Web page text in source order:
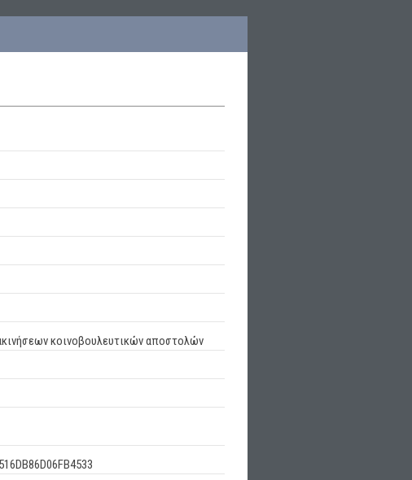
κοινοβουλευτικών αποστολών